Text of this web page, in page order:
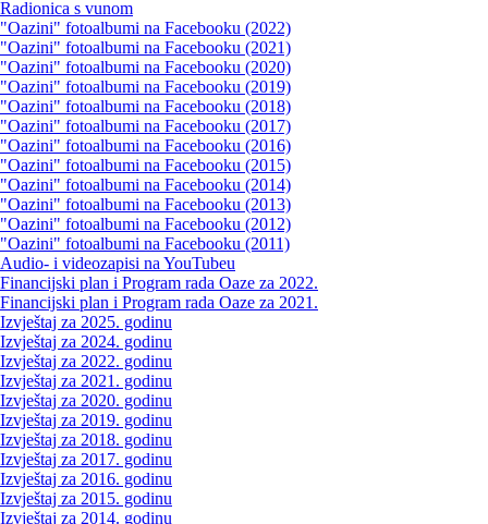
Radionica s vunom
"Oazini" fotoalbumi na Facebooku (2022)
"Oazini" fotoalbumi na Facebooku (2021)
"Oazini" fotoalbumi na Facebooku (2020)
"Oazini" fotoalbumi na Facebooku (2019)
"Oazini" fotoalbumi na Facebooku (2018)
"Oazini" fotoalbumi na Facebooku (2017)
"Oazini" fotoalbumi na Facebooku (2016)
"Oazini" fotoalbumi na Facebooku (2015)
"Oazini" fotoalbumi na Facebooku (2014)
"Oazini" fotoalbumi na Facebooku (2013)
"Oazini" fotoalbumi na Facebooku (2012)
"Oazini" fotoalbumi na Facebooku (2011)
Audio- i videozapisi na YouTubeu
Financijski plan i Program rada Oaze za 2022.
Financijski plan i Program rada Oaze za 2021.
Izvještaj za 2025. godinu
Izvještaj za 2024. godinu
Izvještaj za 2022. godinu
Izvještaj za 2021. godinu
Izvještaj za 2020. godinu
Izvještaj za 2019. godinu
Izvještaj za 2018. godinu
Izvještaj za 2017. godinu
Izvještaj za 2016. godinu
Izvještaj za 2015. godinu
Izvještaj za 2014. godinu